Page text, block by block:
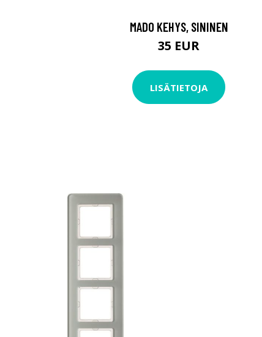
MADO KEHYS, SININEN
35 EUR
LISÄTIETOJA